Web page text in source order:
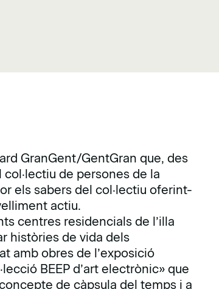
GranGent/GentGran que, des
de persones de la
els sabers del col·lectiu oferint-
actiu.
centres residencials de l’illa
històries de vida dels
amb obres de l’exposició
BEEP d’art electrònic» que
de càpsula del temps i a